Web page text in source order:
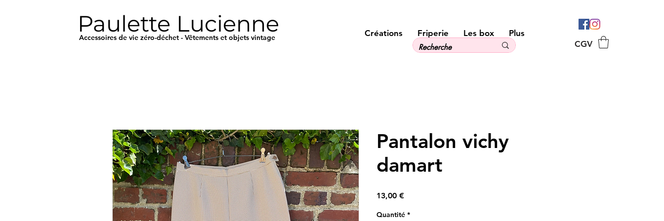
Paulette Lucienne
Accessoires de vie zéro-déchet - Vêtements et objets vintage Créations Friperie Les box
Plus
CGV
Pantalon vichy
damart
13,00 €Prix
Quantité *